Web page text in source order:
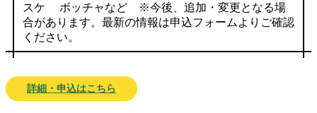
スケ ボッチャなど ※今後、追加・変更となる場
合があります。最新の情報は申込フォームよりご確認
ください。
詳細・申込はこちら